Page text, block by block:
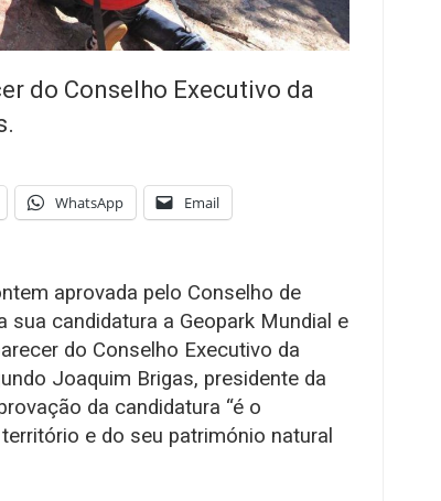
do Conselho Executivo da
WhatsApp Email
aprovada pelo Conselho de
sua candidatura a Geopark Mundial e
do Conselho Executivo da
Joaquim Brigas, presidente da
da candidatura “é o
e do seu património natural